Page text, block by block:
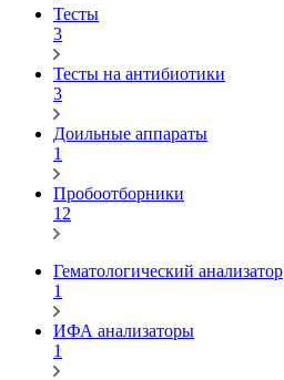
Тесты
3
Тесты на антибиотики
3
Доильные аппараты
1
Пробоотборники
12
Гематологический анализатор
1
ИФА анализаторы
1